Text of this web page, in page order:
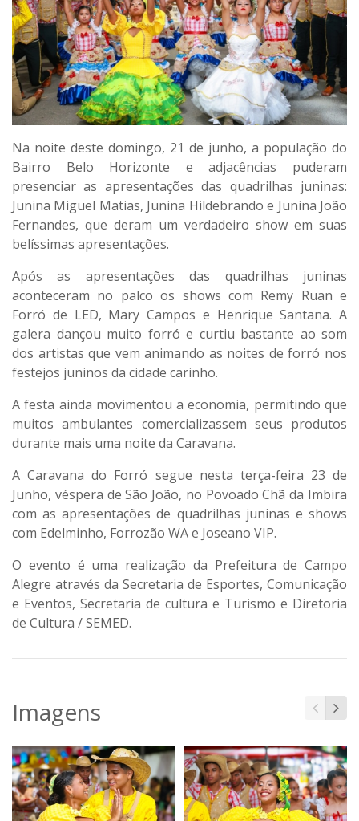
Na noite deste domingo, 21 de junho, a população do
Bairro Belo Horizonte e adjacências puderam
presenciar as apresentações das quadrilhas juninas:
Junina Miguel Matias, Junina Hildebrando e Junina João
Fernandes, que deram um verdadeiro show em suas
belíssimas apresentações.
Após as apresentações das quadrilhas juninas
aconteceram no palco os shows com Remy Ruan e
Forró de LED, Mary Campos e Henrique Santana. A
galera dançou muito forró e curtiu bastante ao som
dos artistas que vem animando as noites de forró nos
festejos juninos da cidade carinho.
A festa ainda movimentou a economia, permitindo que
muitos ambulantes comercializassem seus produtos
durante mais uma noite da Caravana.
A Caravana do Forró segue nesta terça-feira 23 de
Junho, véspera de São João, no Povoado Chã da Imbira
com as apresentações de quadrilhas juninas e shows
com Edelminho, Forrozão WA e Joseano VIP.
O evento é uma realização da Prefeitura de Campo
Alegre através da Secretaria de Esportes, Comunicação
e Eventos, Secretaria de cultura e Turismo e Diretoria
de Cultura / SEMED.
Imagens